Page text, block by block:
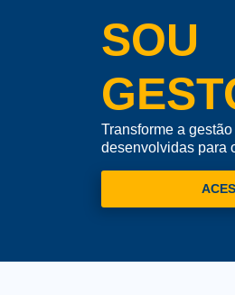
SOU
Transforme a
desenvolvidas para